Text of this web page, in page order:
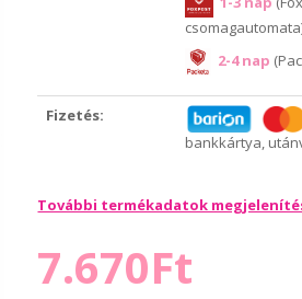
2-4 nap
Fizetés:
bankkártya,
További termékadatok
7.670Ft